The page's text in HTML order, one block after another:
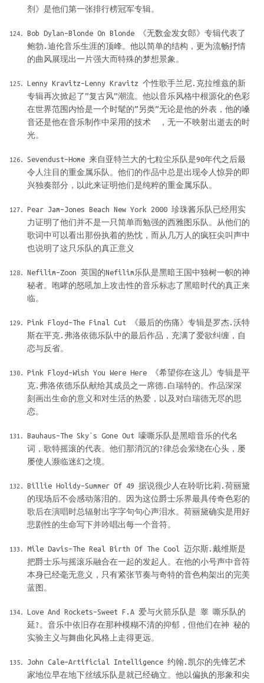
剂》是他们第一张排行榜冠军专辑。
Bob Dylan–Blonde On Blonde 《无数金发女郎》专辑代表了
鲍勃.迪伦音乐生涯的顶峰。他以简单的结构，更为流畅抒情
的曲风展现出一片强大而特殊的梦想景象。
Lenny Kravitz–Lenny Kravitz 个性歌手兰尼.克拉维兹的新
专辑再次掀起了”复古风”潮流。他以音乐风格中根源化的色彩
在世界范围内恰是一个时髦的”另类”无论是他的外表，他的嗓
音还是他在音乐制作中采用的技术 ，无一不映射出逝去的时
光。
Sevendust–Home 来自亚特兰大的七粒尘乐队是90年代之后最
令人注目的重金属乐队。他们的作品中总是出现令人惊异的即
兴独奏部分，以此来证明他们是纯粹的重金属乐队。
Pear Jam–Jones Beach New York 2000 珍珠酱乐队已经用实
力证明了他们并不是一只简单而勉强的西雅图乐队。从他们的
歌词中可以看出那份执着的热忱，而从几万人的疯狂尖叫声中
也说明了这只乐队的真正意义
Nefilim–Zoon 英国的Nefilim乐队是黑暗王国中独树一帜的神
秘者。咆哮的怒吼加上攻击性的音乐标志了黑暗时代的真正来
临。
Pink Floyd–The Final Cut 《最后的伤痛》专辑是罗杰.沃特
斯在平克.弗洛依德乐队中的最后作品，充满了爱欲纠缠，自
恋与反省。
Pink Floyd–Wish You Were Here 《希望你在这儿》专辑是平
克.弗洛依德乐队献给其成员之一席德.白瑞特的。作品深深
刻画出生命的意义和对生活的热爱，以及对白瑞德无尽的思
恋。
Bauhaus–The Sky`s Gone Out 嚎嘶乐队是黑暗音乐的代名
词，歌特摇滚的代表。他们那消沉的?律总会萦绕在心头，屡
屡使人濒临迷幻之境。
Billie Holidy–Summer Of 49 据说很少人在聆听比莉.荷丽黛
的现场后不会感动落泪的。因为这位爵士乐界最具传奇色彩的
歌后在演唱时总辐射出字字句句心声泪水。荷丽黛确实是用好
悲剧性的生命写下并吟唱出每一个音符。
Mile Davis–The Real Birth Of The Cool 迈尔斯.戴维斯是
把爵士乐与摇滚乐融合在一起的发起人。在他的小号声中音符
本身已经毫无意义，只有紧张节奏与奇特的音色构架出的完美
蓝图。
Love And Rockets–Sweet F.A 爱与火箭乐队是 睾 嘶乐队的
延?。音乐中依旧存在那种模糊不清的抑郁，但他们在神 秘的
实验主义与舞曲化风格上走得更远。
John Cale–Artificial Intelligence 约翰.凯尔的先锋艺术
家地位早在地下丝绒乐队是就已经确立。他以偏执的形象和尖